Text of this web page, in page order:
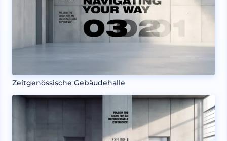
Zeitgenössische Gebäudehalle